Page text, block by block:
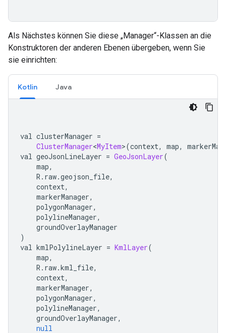
Als Nächstes können Sie diese „Manager“-Klassen an die
Konstruktoren der anderen Ebenen übergeben, wenn Sie
sie einrichten:
Kotlin Java
val clusterManager =
ClusterManager<MyItem>(context, map,
val geoJsonLineLayer = GeoJsonLayer(
map,
R . raw.geojson_file,
context,
markerManager,
polygonManager,
polylineManager,
groundOverlayManager
)
val kmlPolylineLayer = KmlLayer(
map,
R . raw.kml_file,
context,
markerManager,
polygonManager,
polylineManager,
groundOverlayManager,
null